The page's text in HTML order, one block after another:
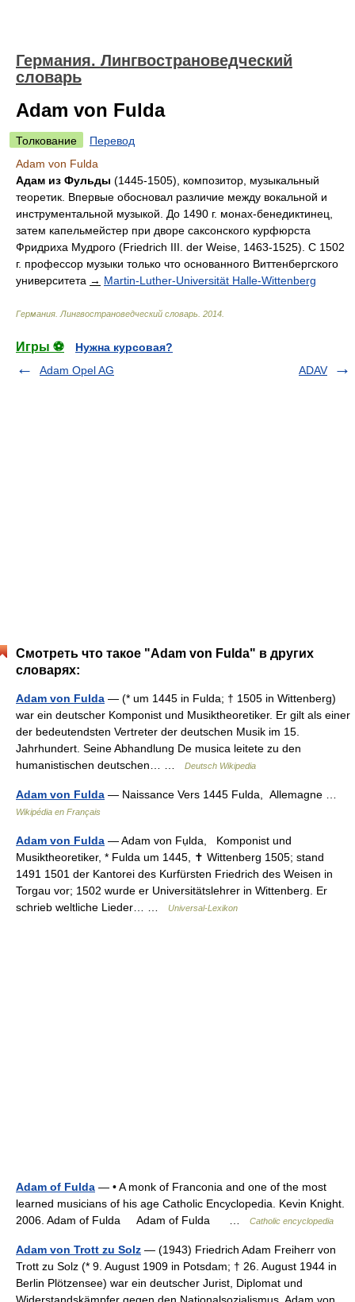
Германия. Лингвострановедческий
словарь
Adam von Fulda
Толкование
Перевод
Adam von Fulda
Адам из Фульды (1445-1505), композитор, музыкальный
теоретик. Впервые обосновал различие между вокальной и
инструментальной музыкой. До 1490 г. монах-бенедиктинец,
затем капельмейстер при дворе саксонского курфюрста
Фридриха Мудрого (Friedrich III. der Weise, 1463-1525). С 1502
г. профессор музыки только что основанного Виттенбергского
университета → Martin-Luther-Universität Halle-Wittenberg
Германия. Лингвострановедческий словарь 2014
Игры ⚽
Нужна курсовая?
Adam Opel AG
ADAV
Смотреть что такое "Adam von Fulda" в других
словарях:
Adam von Fulda — (* um 1445 in Fulda; † 1505 in Wittenberg)
war ein deutscher Komponist und Musiktheoretiker. Er gilt als einer
der bedeutendsten Vertreter der deutschen Musik im 15.
Jahrhundert. Seine Abhandlung De musica leitete zu den
humanistischen deutschen… …
Deutsch Wikipedia
Adam von Fulda — Naissance Vers 1445 Fulda, Allemagne …
Wikipédia en Français
Adam von Fulda — Adam von Fụlda, Komponist und
Musiktheoretiker, * Fulda um 1445, ✝ Wittenberg 1505; stand
1491 1501 der Kantorei des Kurfürsten Friedrich des Weisen in
Torgau vor; 1502 wurde er Universitätslehrer in Wittenberg. Er
schrieb weltliche Lieder… …
Universal-Lexikon
Adam of Fulda — • A monk of Franconia and one of the most
learned musicians of his age Catholic Encyclopedia. Kevin Knight.
2006. Adam of Fulda Adam of Fulda …
Catholic encyclopedia
Adam von Trott zu Solz — (1943) Friedrich Adam Freiherr von
Trott zu Solz (* 9. August 1909 in Potsdam; † 26. August 1944 in
Berlin Plötzensee) war ein deutscher Jurist, Diplomat und